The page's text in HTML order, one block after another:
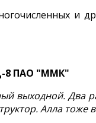
и
8 ПАО "ММК"
выходной. Два
Алла тоже